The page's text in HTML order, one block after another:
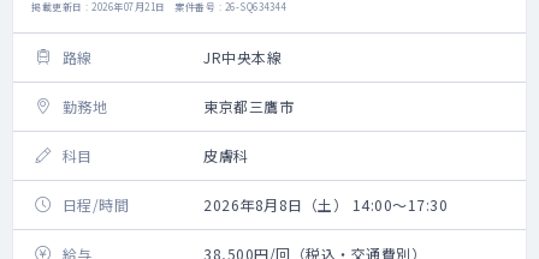
掲載更新日 : 2026年07月21日 案件番号 : 26-SQ634344
路線 JR中央本線
勤務地 東京都三鷹市
科目 皮膚科
日程/時間 2026年8月8日（土） 14:00～17:30
給与 38,500円/回（税込・交通費別）